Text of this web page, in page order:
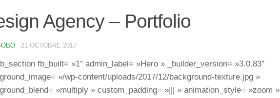
Agency – Portfolio
· 21 OCTOBRE 2017
fb_built= »1″ admin_label= »Hero » _builder_version= »3.0.83″
»/wp-content/uploads/2017/12/background-texture.jpg »
»multiply » custom_padding= »||| » animation_style= »zoom »